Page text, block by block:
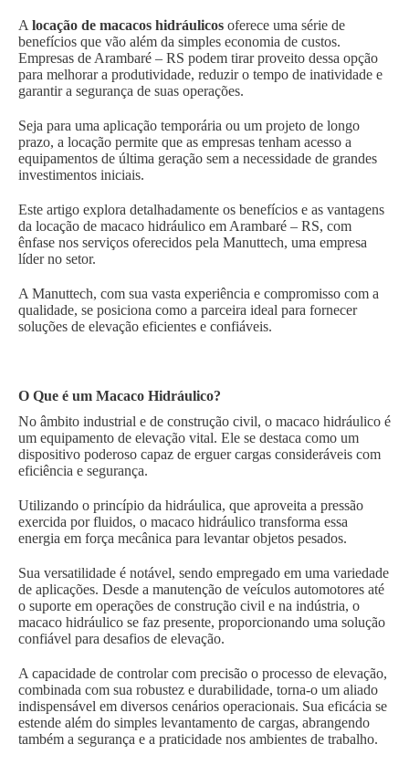
A locação de macacos hidráulicos oferece uma série de
benefícios que vão além da simples economia de custos.
Empresas de Arambaré – RS podem tirar proveito dessa opção
para melhorar a produtividade, reduzir o tempo de inatividade e
garantir a segurança de suas operações.
Seja para uma aplicação temporária ou um projeto de longo
prazo, a locação permite que as empresas tenham acesso a
equipamentos de última geração sem a necessidade de grandes
investimentos iniciais.
Este artigo explora detalhadamente os benefícios e as vantagens
da locação de macaco hidráulico em Arambaré – RS, com
ênfase nos serviços oferecidos pela Manuttech, uma empresa
líder no setor.
A Manuttech, com sua vasta experiência e compromisso com a
qualidade, se posiciona como a parceira ideal para fornecer
soluções de elevação eficientes e confiáveis.
O Que é um Macaco Hidráulico?
No âmbito industrial e de construção civil, o macaco hidráulico é
um equipamento de elevação vital. Ele se destaca como um
dispositivo poderoso capaz de erguer cargas consideráveis com
eficiência e segurança.
Utilizando o princípio da hidráulica, que aproveita a pressão
exercida por fluidos, o macaco hidráulico transforma essa
energia em força mecânica para levantar objetos pesados.
Sua versatilidade é notável, sendo empregado em uma variedade
de aplicações. Desde a manutenção de veículos automotores até
o suporte em operações de construção civil e na indústria, o
macaco hidráulico se faz presente, proporcionando uma solução
confiável para desafios de elevação.
A capacidade de controlar com precisão o processo de elevação,
combinada com sua robustez e durabilidade, torna-o um aliado
indispensável em diversos cenários operacionais. Sua eficácia se
estende além do simples levantamento de cargas, abrangendo
também a segurança e a praticidade nos ambientes de trabalho.